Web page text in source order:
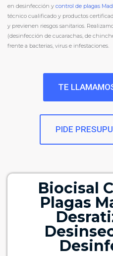
en desinfección y control de plagas
técnico cualificado y productos
y previenen riesgos sanitarios.
(desinfección de cucarachas, de
frente a bacterias, virus e infestaciones.
TE
PIDE
Biocisal
Plagas